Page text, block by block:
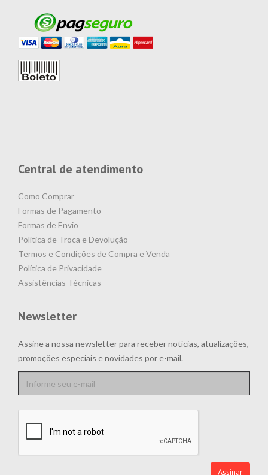
Central de atendimento
Como Comprar
Formas de Pagamento
Formas de Envio
Política de Troca e Devolução
Termos e Condições de Compra e Venda
Política de Privacidade
Assistências Técnicas
Newsletter
Assine a nossa newsletter para receber notícias, atualizações,
promoções especiais e novidades por e-mail.
Assinar